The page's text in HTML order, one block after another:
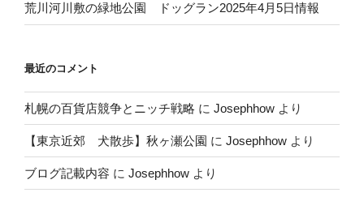
荒川河川敷の緑地公園 ドッグラン2025年4月5日情報
最近のコメント
札幌の百貨店競争とニッチ戦略 に Josephhow より
【東京近郊 犬散歩】秋ヶ瀬公園 に Josephhow より
ブログ記載内容 に Josephhow より